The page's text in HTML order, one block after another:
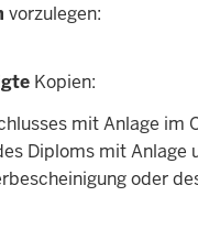
vorzulegen:
Kopien:
mit Anlage im
Diploms mit Anlage
oder